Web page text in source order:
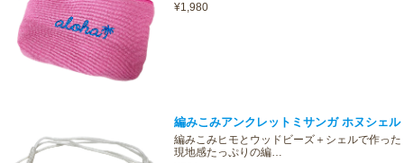
¥1,980
編みこみアンクレットミサンガ ホヌシェル
編みこみヒモとウッドビーズ＋シェルで作った
現地感たっぷりの編…